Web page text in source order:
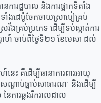
ការដ្ឋបាល និងការផ្អាកទីតាំង
ាំងដេប៉ូចែកចាយស្រាបៀគ្រប់
ងគ្រប់ប្រភេទ ដើម្បីទប់ស្កាត់ការ
ហ៍ ចាប់ពីថ្ងៃទី២១ ខែមេសា ដល់
នេះ គឺដើម្បីធានាការពារអាយុ
ដាប់ធ្នាប់សាធារណៈ និងដើម្បី
ៃការឆ្លងរីករាលដាល